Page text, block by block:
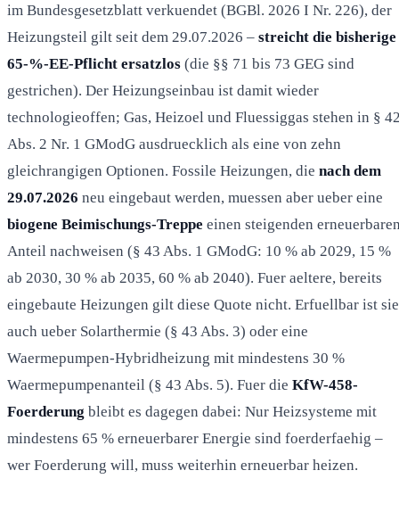
im Bundesgesetzblatt verkuendet (BGBl. 2026 I Nr. 226), der
Heizungsteil gilt seit dem 29.07.2026 – streicht die bisherige
65-%-EE-Pflicht ersatzlos (die §§ 71 bis 73 GEG sind
gestrichen). Der Heizungseinbau ist damit wieder
technologieoffen; Gas, Heizoel und Fluessiggas stehen in §
Abs. 2 Nr. 1 GModG ausdruecklich als eine von zehn
gleichrangigen Optionen. Fossile Heizungen, die nach dem
29.07.2026 neu eingebaut werden, muessen aber ueber eine
biogene Beimischungs-Treppe einen steigenden
Anteil nachweisen (§ 43 Abs. 1 GModG: 10 % ab 2029, 15 %
ab 2030, 30 % ab 2035, 60 % ab 2040). Fuer aeltere, bereits
eingebaute Heizungen gilt diese Quote nicht. Erfuellbar ist sie
auch ueber Solarthermie (§ 43 Abs. 3) oder eine
Waermepumpen-Hybridheizung mit mindestens 30 %
Waermepumpenanteil (§ 43 Abs. 5). Fuer die KfW-458-
Foerderung bleibt es dagegen dabei: Nur Heizsysteme mit
mindestens 65 % erneuerbarer Energie sind foerderfaehig –
wer Foerderung will, muss weiterhin erneuerbar heizen.